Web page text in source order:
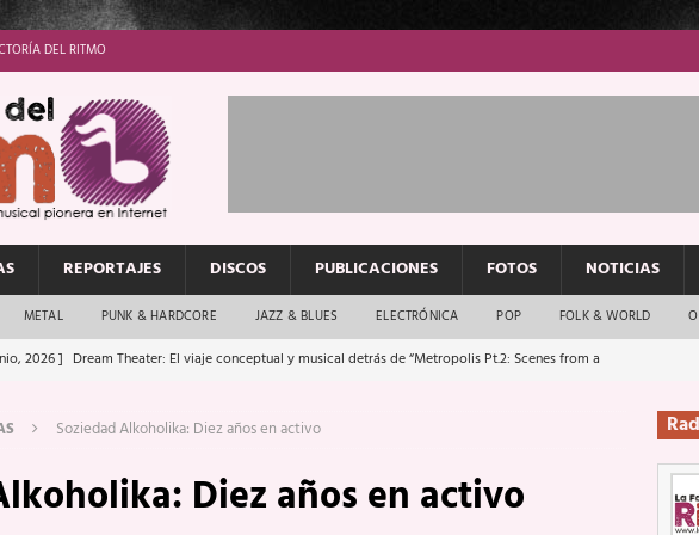
DEL RITMO
REPORTAJES DISCOS PUBLICACIONES FOTOS NOTICIAS
METAL PUNK & HARDCORE JAZZ & BLUES ELECTRÓNICA POP FOLK & WORLD
2026 ] Dream Theater: El viaje conceptual y musical detrás de “Metropolis Pt.2: Scenes from a
2026 ] Vamos Con Todo: El rock urbano sigue en buenas manos
2026 ]
Ave Exsilyum, los que van a escucharte te saludan
ENTREVISTAS
Soziedad Alkoholika: Diez años en activo
Diez años en activo